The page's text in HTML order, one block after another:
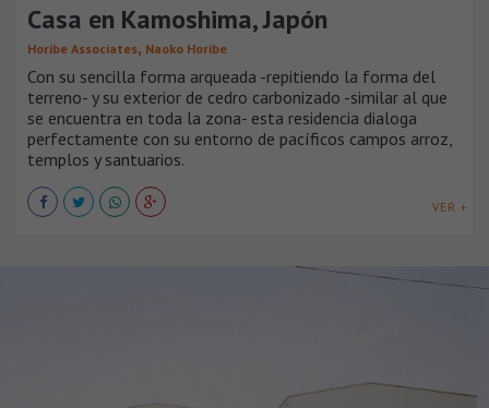
Casa en Kamoshima, Japón
Horibe Associates, Naoko Horibe
Con su sencilla forma arqueada -repitiendo la forma del
terreno- y su exterior de cedro carbonizado -similar al que
se encuentra en toda la zona- esta residencia dialoga
perfectamente con su entorno de pacíficos campos arroz,
templos y santuarios.
VER +